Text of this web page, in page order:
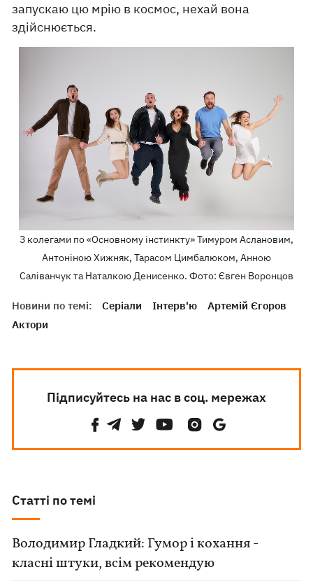
запускаю цю мрію в космос, нехай вона
здійснюється.
З колегами по «Основному інстинкту» Тимуром Аслановим,
Антоніною Хижняк, Тарасом Цимбалюком, Анною
Саліванчук та Наталкою Денисенко. Фото: Євген Воронцов
Новини по темі: Серіали Інтерв'ю
Артемій Єгоров
Актори
Підписуйтесь на нас в соц. мережах
Статті по темі
Володимир Гладкий: Гумор і кохання -
класні штуки, всім рекомендую